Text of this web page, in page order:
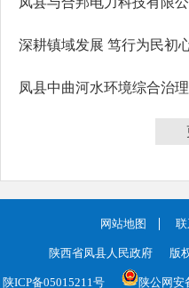
网站地图
陕西省凤县人民政府 版
陕ICP备05015211号 陕公网安